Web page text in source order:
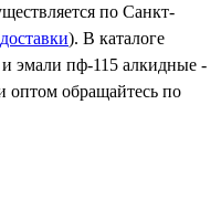
по Санкт-
). В каталоге
эмали пф-115 алкидные -
оптом обращайтесь по